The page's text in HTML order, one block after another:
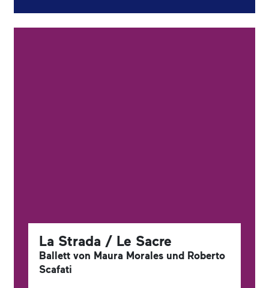
La Strada / Le Sacre
Ballett von Maura Morales und Roberto
Scafati